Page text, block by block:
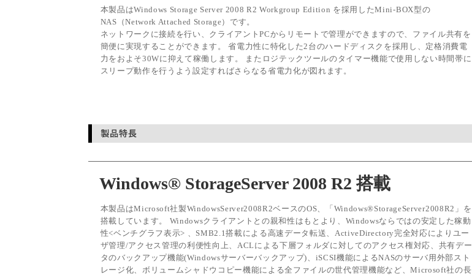
本製品はWindows Storage Server 2008 R2 Workgroup Edition を採用したMini-BOX型の
NAS（Network Attached Storage）です。
ネットワークに接続を行い、クライアントPCからリモートで管理ができますので、ファイル共有を
簡便に実現することができます。 省電力性に特化した2台のハードディスクを採用し、定格消費電
力をおよそ30Wに抑えて稼働します。 またロジテックツールのタイマー機能で使用しない時間帯に
スリープ動作を行うよう設定すればさらなる省電力化が図れます。
Windows® StorageServer 2008 R2 搭載
本製品はMicrosoft社製WindowsServer2008R2ベースのOS、「Windows®StorageServer2008R2」を
搭載しています。 Windowsクライアントとの親和性はもとより、Windowsならではの安定した稼動
性<ベンチグラフ表示> 、SMB2.1搭載による高速データ転送、ActiveDirectory完全対応によりユー
ザ管理/アクセス管理の利便性向上、ACLによる下層フォルダに対してのアクセス権対応、共有デー
タのバックアップ機能(Windowsサーバーバックアップ)、iSCSI機能によるNASのサーバ用外部スト
レージ化、ボリュームシャドウコピー機能による全ファイルの世代管理機能など、Microsoft社の長